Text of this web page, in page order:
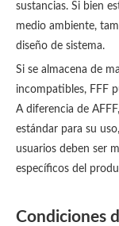
sustancias. Si bien
medio ambiente,
diseño de sistema.
Si se almacena de
incompatibles, FFF
A diferencia de
estándar para su
usuarios deben ser
específicos del
Condiciones